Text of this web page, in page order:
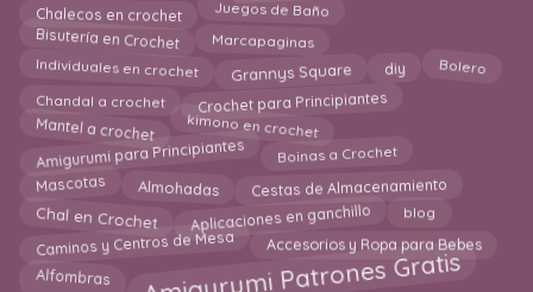
Chalecos en crochet Juegos de Baño
Bisutería en Crochet Marcapaginas
Individuales en crochet Grannys Square diy Bolero
Chandal a crochet Crochet para Principiantes
Mantel a crochet kimono en crochet
Amigurumi para Principiantes Boinas a Crochet
Mascotas Almohadas Cestas de Almacenamiento
Chal en Crochet Aplicaciones en ganchillo blog
Caminos y Centros de Mesa Accesorios y Ropa para Bebes
Alfombras Amigurumi Patrones Gratis